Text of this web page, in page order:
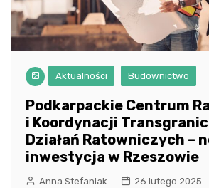
Aktualności Budownictwo
Podkarpackie Centrum
i Koordynacji
Działań Ratowniczych –
inwestycja w Rzeszowie
Anna Stefaniak 26 lutego 2025